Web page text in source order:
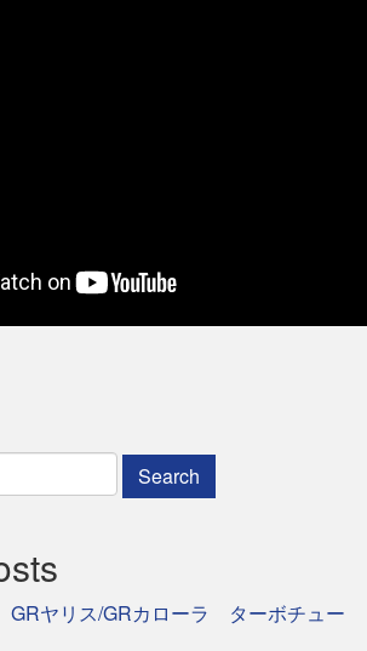
ヤリス/GRカローラ ターボチュー